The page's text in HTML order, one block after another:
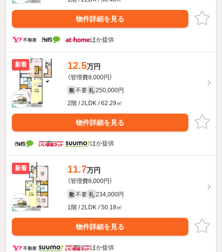
物件詳細を見る
ほか提供
新着 12.5万円
（管理費8,000円）
敷 不要 礼 250,000円
2階 / 2LDK / 62.29㎡
物件詳細を見る
ほか提供
新着 11.7万円
（管理費8,000円）
敷 不要 礼 234,000円
1階 / 2LDK / 50.18㎡
物件詳細を見る
ほか提供